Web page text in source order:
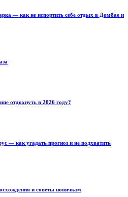
— как не испортить себе отдых в Домбае и
отдохнуть в 2026 году?
— как угадать прогноз и не подхватить
и советы новичкам